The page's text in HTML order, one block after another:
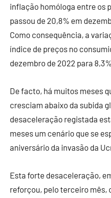
inflação homóloga entre os
passou de 20,8% em
Como consequência, a
índice de preços no
dezembro de 2022 para
De facto, há muitos meses
cresciam abaixo da subida
desaceleração registada
meses um cenário que se
aniversário da invasão da
Esta forte desaceleração,
reforçou, pelo terceiro mês,